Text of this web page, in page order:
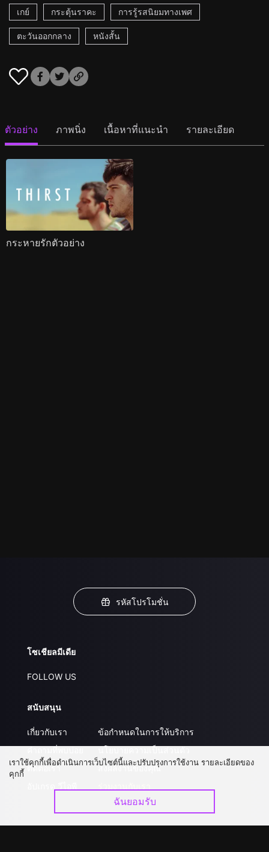
เกย์
กระตุ้นราคะ การรู้รสนิยมทางเพศ
ตะวันออกกลาง หนังสั้น
ตัวอย่าง ภาพนิ่ง เนื้อหาที่แนะนำ รายละเอียด
กระหายรักตัวอย่าง
รหัสโปรโมชั่น
โซเชียลมีเดีย
FOLLOW US
สนับสนุน
เกี่ยวกับเรา
ติดต่อเรา
ข้อกำหนดในการให้บริการ
ส่งผลงานของคุณ
เราใช้คุกกี้เพื่อดำเนินการเว็บไซต์นี้และปรับปรุงการใช้งาน รายละเอียดของ
คุกกี้
ฉันยอมรับ